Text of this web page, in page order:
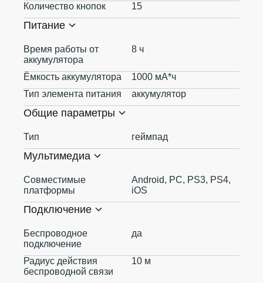
Количество кнопок 15
Питание
Время работы от
аккумулятора
8 ч
Ёмкость аккумулятора
1000 мА*ч
Тип элемента питания
аккумулятор
Общие параметры
Тип геймпад
Мультимедиа
Совместимые
платформы
Android, PC, PS3, PS4,
iOS
Подключение
Беспроводное
подключение
да
Радиус действия
беспроводной связи
10 м